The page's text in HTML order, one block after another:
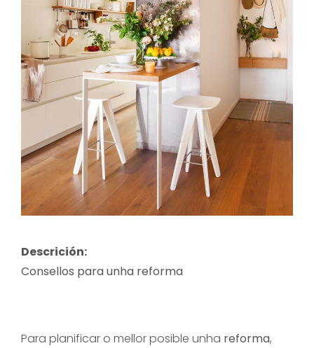
Descrición:
Consellos para unha reforma
Para planificar o mellor posible unha reforma,